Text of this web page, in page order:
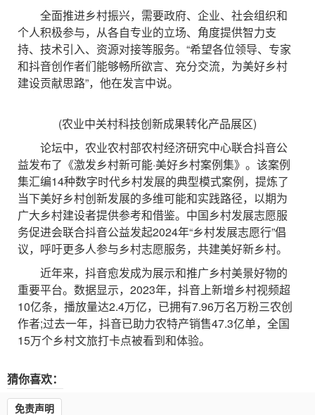
全面推进乡村振兴，需要政府、企业、社会组织和
个人积极参与，从各自专业的立场、角度提供智力支
持、技术引入、资源对接等服务。“希望各位领导、专家
和抖音创作者们能够畅所欲言、充分交流，为美好乡村
建设贡献思路”，他在发言中说。
(农业中关村科技创新成果转化产品展区)
论坛中，农业农村部农村经济研究中心联合抖音公
益发布了《激发乡村新可能·美好乡村案例集》。该案例
集汇编14种数字时代乡村发展的典型模式案例，提炼了
当下美好乡村创新发展的多维可能和实践路径，以期为
广大乡村建设者提供参考和借鉴。中国乡村发展志愿服
务促进会联合抖音公益发起2024年“乡村发展志愿行”倡
议，呼吁更多人参与乡村志愿服务，共建美好新乡村。
近年来，抖音愈发成为展示和推广乡村美景好物的
重要平台。数据显示，2023年，抖音上新增乡村视频超
10亿条，播放量达2.4万亿，已拥有7.96万名万粉三农创
作者;过去一年，抖音已助力农特产销售47.3亿单，全国
15万个乡村文旅打卡点被看到和体验。
猜你喜欢：
免责声明